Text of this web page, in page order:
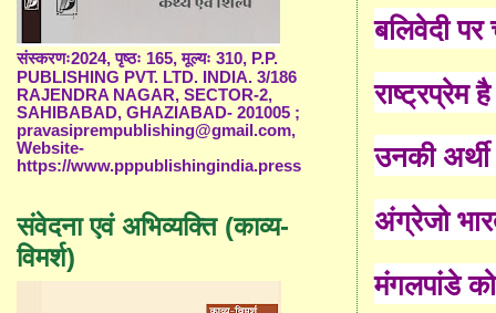
बलिवेदी
राष्ट्रप्रेम
उनकी
अंग्रेजो
मंगलपांडे
संस्करणः2024, पृष्ठः 165, मूल्यः 310, P.P.
PUBLISHING PVT. LTD. INDIA. 3/186
RAJENDRA NAGAR, SECTOR-2,
SAHIBABAD, GHAZIABAD- 201005 ;
pravasiprempublishing@gmail.com,
Website-
https://www.pppublishingindia.press
संवेदना एवं अभिव्यक्ति (काव्य-
विमर्श)